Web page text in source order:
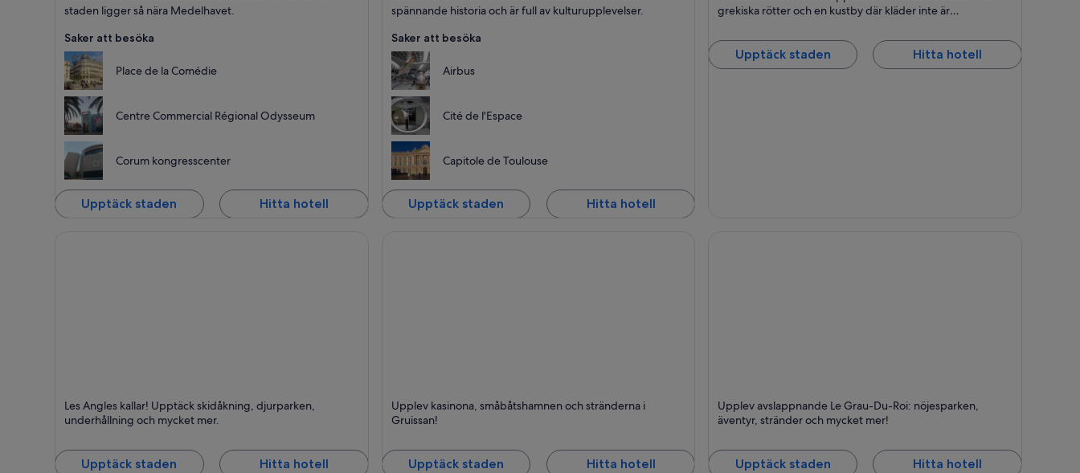
staden ligger så nära Medelhavet.
Saker att besöka
Place de la Comédie
Centre Commercial Régional Odysseum
Corum kongresscenter
Upptäck staden Hitta hotell
spännande historia och är full av kulturupplevelser.
Saker att besöka
Airbus
Cité de l'Espace
Capitole de Toulouse
Upptäck staden Hitta hotell
grekiska rötter och en kustby där kläder inte är
Upptäck staden Hitta hotell
Skidåkning, Djurpark och Underhållning
Les Angles kallar! Upptäck skidåkning, djurparken,
underhållning och mycket mer.
Upptäck staden Hitta hotell
Kasinon, Stränder och Hamnar
Upplev kasinona, småbåtshamnen och stränderna i
Gruissan!
Upptäck staden Hitta hotell
Stränder, Simning och Nöjesparker
Upplev avslappnande Le Grau-Du-Roi: nöjesparken,
äventyr, stränder och mycket mer!
Upptäck staden Hitta hotell